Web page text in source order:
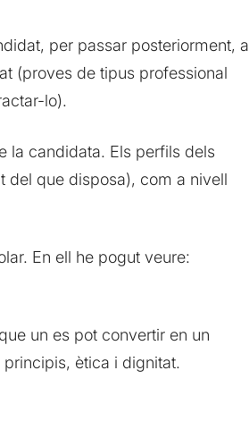
per passar posteriorment, a
(proves de tipus professional
lo).
la candidata. Els perfils dels
del que disposa), com a nivell
En ell he pogut veure:
un es pot convertir en un
ètica i dignitat.